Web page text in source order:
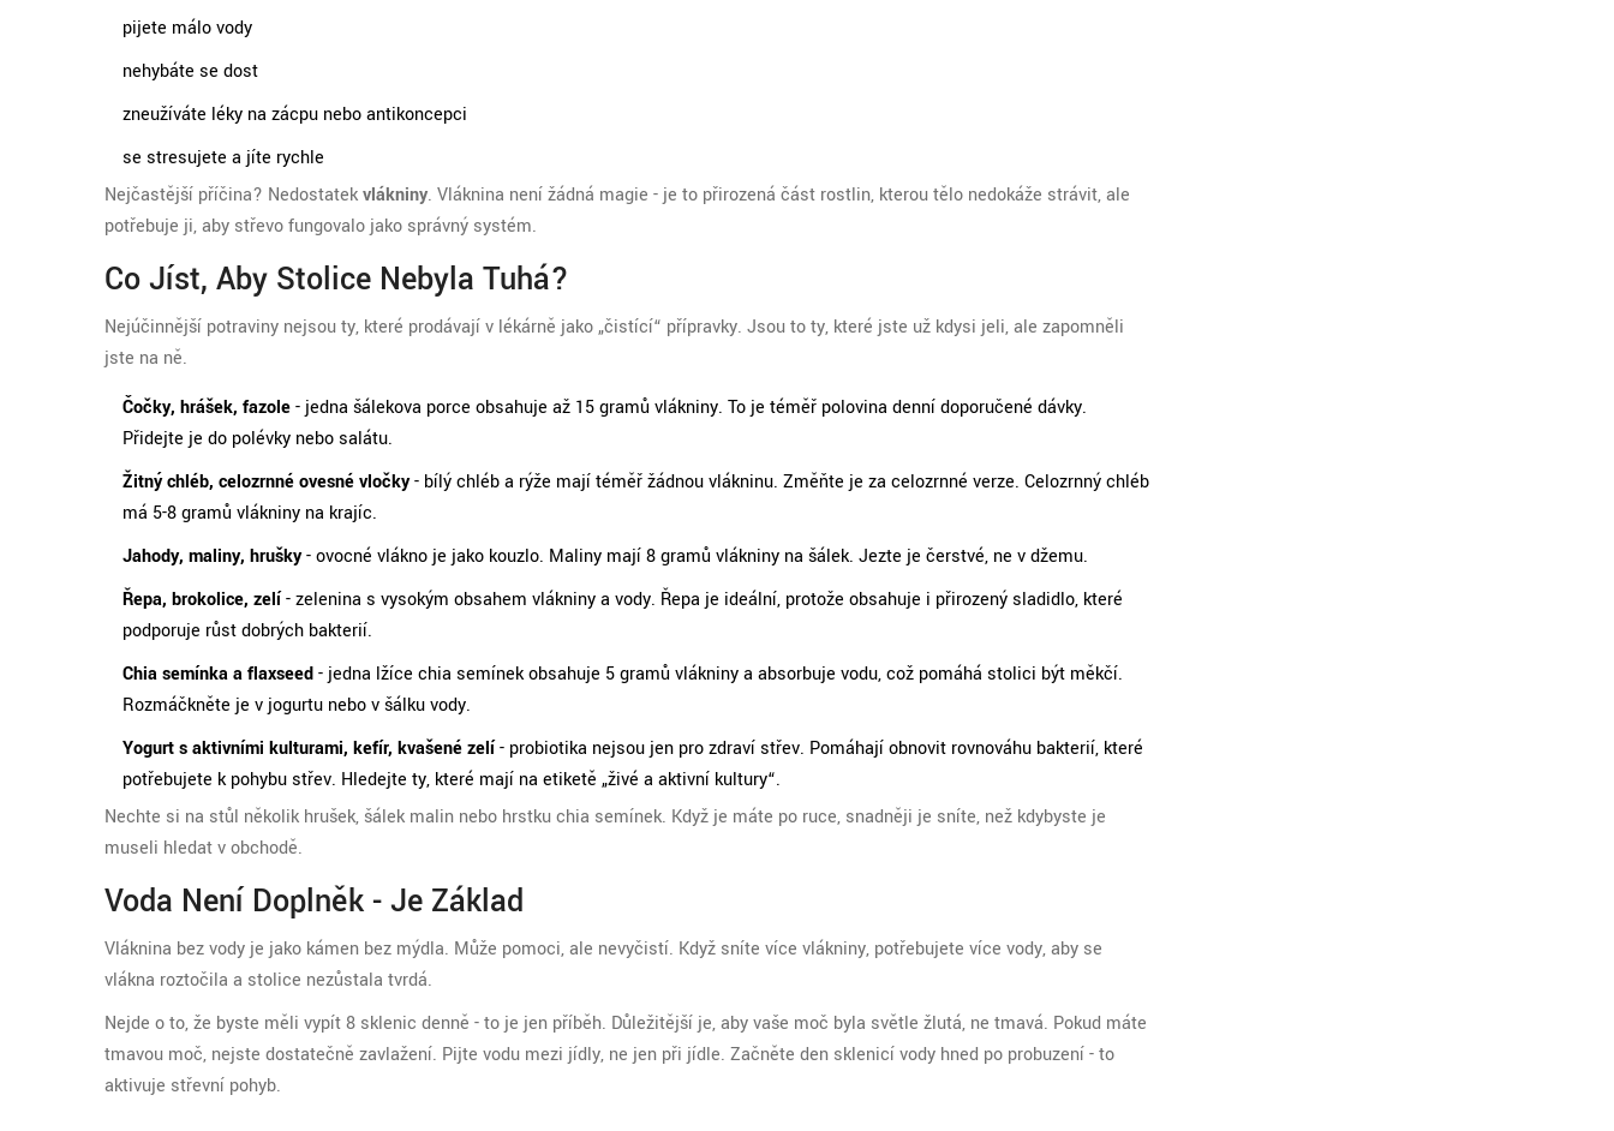
pijete málo vody
nehybáte se dost
zneužíváte léky na zácpu nebo antikoncepci
se stresujete a jíte rychle
Nejčastější příčina? Nedostatekvlákniny. Vláknina není žádná magie - je to přirozená část rostlin, kterou tělo nedokáže strávit, ale
potřebuje ji, aby střevo fungovalo jako správný systém.
Co Jíst, Aby Stolice Nebyla Tuhá?
Nejúčinnější potraviny nejsou ty, které prodávají v lékárně jako „čistící“ přípravky. Jsou to ty, které jste už kdysi jeli, ale zapomněli
jste na ně.
Čočky, hrášek, fazole- jedna šálekova porce obsahuje až 15 gramů vlákniny. To je téměř polovina denní doporučené dávky.
Přidejte je do polévky nebo salátu.
Žitný chléb, celozrnné ovesné vločky- bílý chléb a rýže mají téměř žádnou vlákninu. Změňte je za celozrnné verze. Celozrnný chléb
má 5-8 gramů vlákniny na krajíc.
Jahody, maliny, hrušky- ovocné vlákno je jako kouzlo. Maliny mají 8 gramů vlákniny na šálek. Jezte je čerstvé, ne v džemu.
Řepa, brokolice, zelí- zelenina s vysokým obsahem vlákniny a vody. Řepa je ideální, protože obsahuje i přirozený sladidlo, které
podporuje růst dobrých bakterií.
Chia semínka a flaxseed- jedna lžíce chia semínek obsahuje 5 gramů vlákniny a absorbuje vodu, což pomáhá stolici být měkčí.
Rozmáčkněte je v jogurtu nebo v šálku vody.
Yogurt s aktivními kulturami, kefír, kvašené zelí- probiotika nejsou jen pro zdraví střev. Pomáhají obnovit rovnováhu bakterií, které
potřebujete k pohybu střev. Hledejte ty, které mají na etiketě „živé a aktivní kultury“.
Nechte si na stůl několik hrušek, šálek malin nebo hrstku chia semínek. Když je máte po ruce, snadněji je sníte, než kdybyste je
museli hledat v obchodě.
Voda Není Doplněk - Je Základ
Vláknina bez vody je jako kámen bez mýdla. Může pomoci, ale nevyčistí. Když sníte více vlákniny, potřebujete více vody, aby se
vlákna roztočila a stolice nezůstala tvrdá.
Nejde o to, že byste měli vypít 8 sklenic denně - to je jen příběh. Důležitější je, aby vaše moč byla světle žlutá, ne tmavá. Pokud máte
tmavou moč, nejste dostatečně zavlažení. Pijte vodu mezi jídly, ne jen při jídle. Začněte den sklenicí vody hned po probuzení - to
aktivuje střevní pohyb.